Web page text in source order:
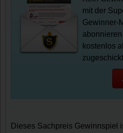
mit der
Gewinner-
kostenlos
Dieses Sachpreis Gewinnspiel